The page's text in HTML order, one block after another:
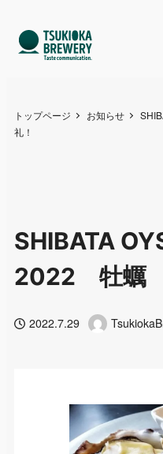
トップページ お知らせ
礼！
SHIBATA
2022 牡蠣
投稿日2022.7.29 著